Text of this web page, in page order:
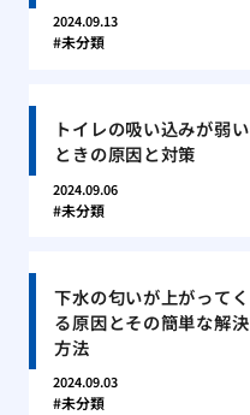
2024.09.13
未分類
トイレの吸い込みが弱い
ときの原因と対策
2024.09.06
未分類
下水の匂いが上がってく
る原因とその簡単な解決
方法
2024.09.03
未分類